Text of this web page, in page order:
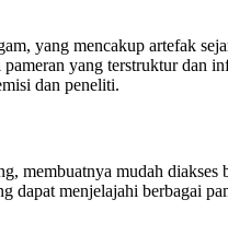
yang mencakup artefak
yang terstruktur dan
dan peneliti.
membuatnya mudah
dapat menjelajahi berbagai